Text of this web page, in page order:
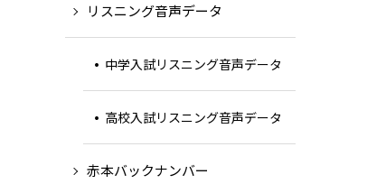
リスニング音声データ
中学入試リスニング音声データ
高校入試リスニング音声データ
赤本バックナンバー